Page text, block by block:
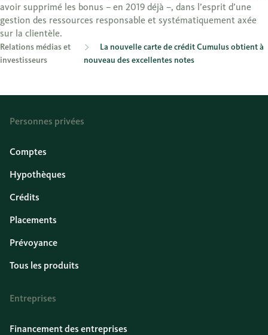
avoir supprimé les bonus – en 2019 déjà –, dans l’esprit d’une
gestion des ressources responsable et systématiquement axée
sur la clientèle.
Relations médias et
investisseurs
La nouvelle carte de crédit Cumulus obtient à
nouveau des excellentes notes
Personnes privées
Comptes
Hypothèques
Crédits
Placements
Prévoyance
Tous les produits
Entreprises
Financement des entreprises